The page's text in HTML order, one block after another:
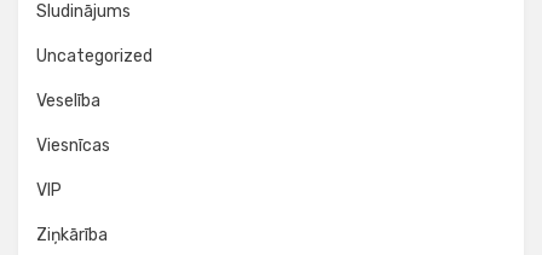
Sludinājums
Uncategorized
Veselība
Viesnīcas
VIP
Ziņkārība